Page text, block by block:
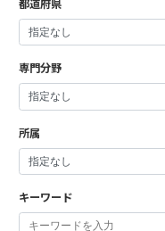
都道府県
専門分野
所属
キーワード